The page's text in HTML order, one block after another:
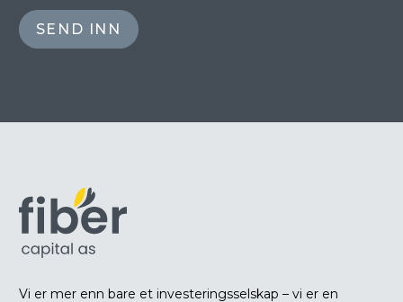
Vi er mer enn bare et investeringsselskap – vi er en